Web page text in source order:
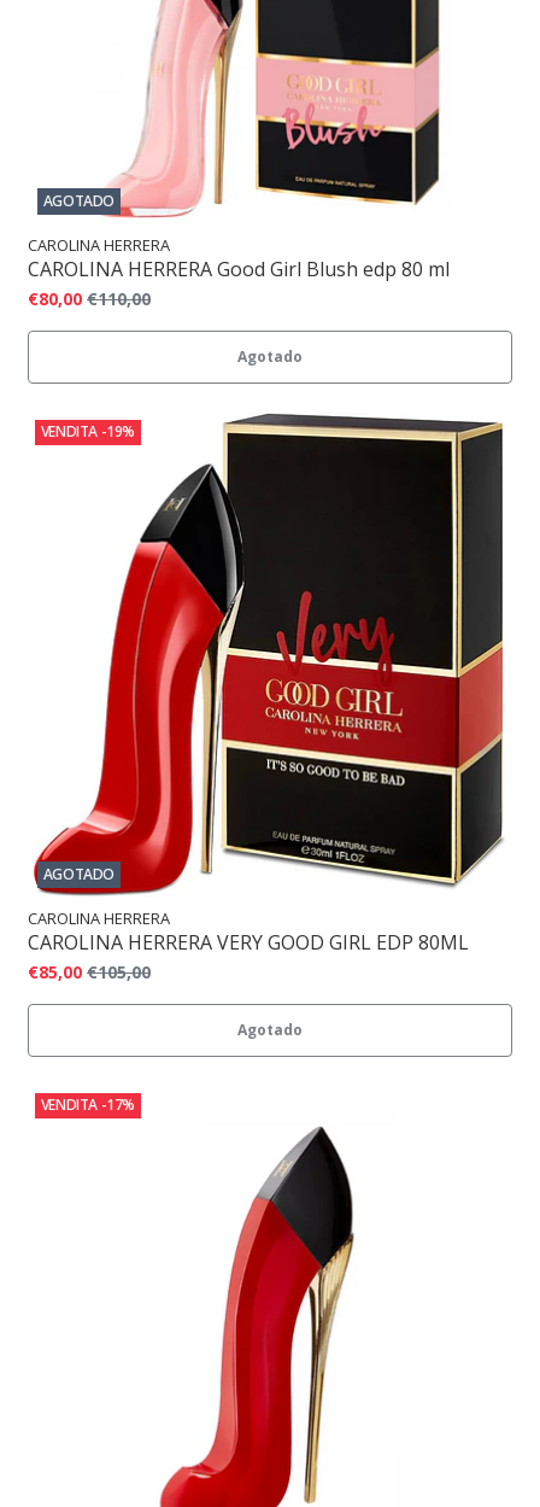
AGOTADO
CAROLINA HERRERA
CAROLINA HERRERA Good Girl Blush edp 80 ml
€80,00 €110,00
Agotado
VENDITA -19%
AGOTADO
CAROLINA HERRERA
CAROLINA HERRERA VERY GOOD GIRL EDP 80ML
€85,00 €105,00
Agotado
VENDITA -17%